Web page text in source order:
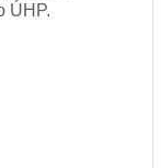
ÚHP.